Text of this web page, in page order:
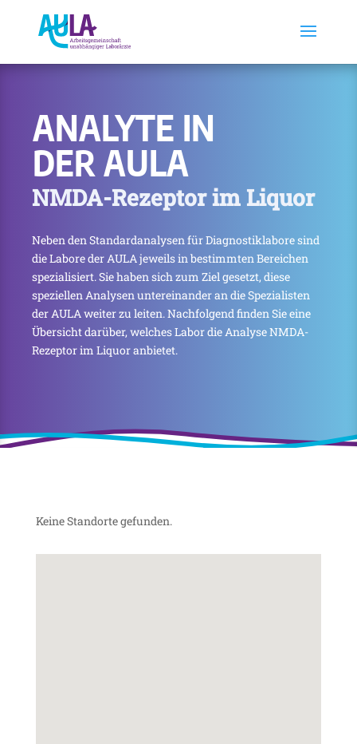
ANALYTE IN
DER AULA
NMDA-Rezeptor im Liquor
Neben den Standardanalysen für Diagnostiklabore sind
die Labore der AULA jeweils in bestimmten Bereichen
spezialisiert. Sie haben sich zum Ziel gesetzt, diese
speziellen Analysen untereinander an die Spezialisten
der AULA weiter zu leiten. Nachfolgend finden Sie eine
Übersicht darüber, welches Labor die Analyse NMDA-
Rezeptor im Liquor anbietet.
Keine Standorte gefunden.